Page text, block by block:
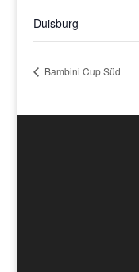
Duisburg
Bambini Cup Süd